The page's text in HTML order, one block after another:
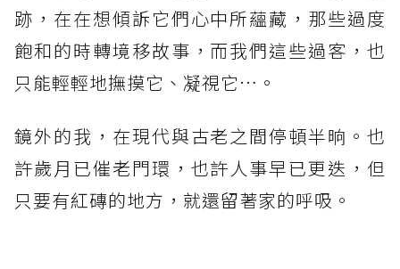
跡，在在想傾訴它們心中所蘊藏，那些過度
飽和的時轉境移故事，而我們這些過客，也
只能輕輕地撫摸它、凝視它…。
鏡外的我，在現代與古老之間停頓半晌。也
許歲月已催老門環，也許人事早已更迭，但
只要有紅磚的地方，就還留著家的呼吸。